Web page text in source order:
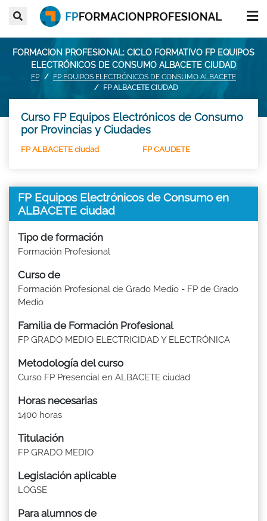
FORMACION PROFESIONAL: CICLO FORMATIVO FP EQUIPOS
ELECTRÓNICOS DE CONSUMO ALBACETE CIUDAD
FP
FP EQUIPOS ELECTRÓNICOS DE CONSUMO ALBACETE
FP ALBACETE CIUDAD
Curso FP Equipos Electrónicos de Consumo
por Provincias y Ciudades
FP ALBACETE ciudad FP CAUDETE
FP Equipos Electrónicos de Consumo en
ALBACETE ciudad
Tipo de formación
Formación Profesional
Curso de
Formación Profesional de Grado Medio - FP de Grado
Medio
Familia de Formación Profesional
FP GRADO MEDIO ELECTRICIDAD Y ELECTRÓNICA
Metodología del curso
Curso FP Presencial en ALBACETE ciudad
Horas necesarias
1400 horas
Titulación
FP GRADO MEDIO
Legislación aplicable
LOGSE
Para alumnos de